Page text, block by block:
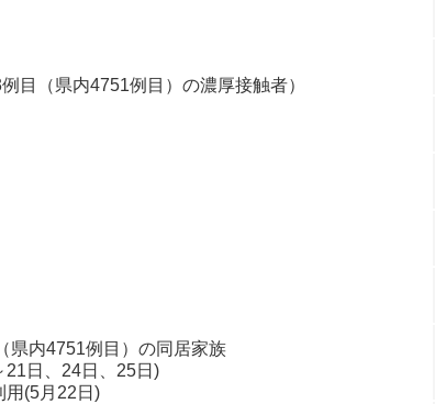
目（県内4751例目）の濃厚接触者）
内4751例目）の同居家族
24日、25日)
22日)